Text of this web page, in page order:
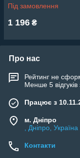
Під замовлення
1 196 ₴
Про нас
Рейтинг не
Менше 5 відгуків
Працює з
м. Дніпро
, Дніпро, Україна
Контакти